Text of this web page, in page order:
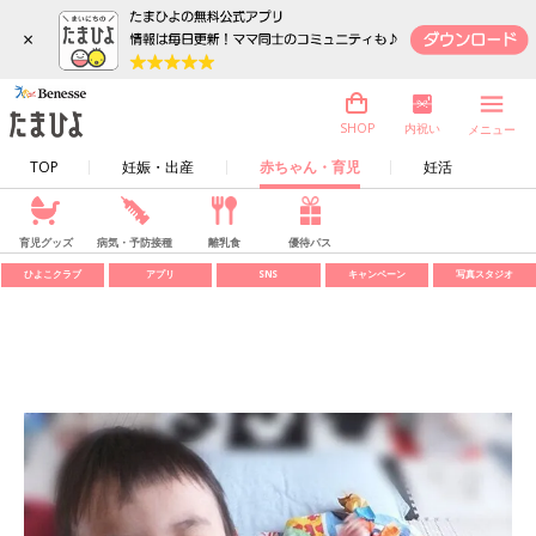
×
TOP 妊娠・出産 赤ちゃん・育児 妊活
SHOP 内祝い メニュー
育児グッズ 病気・予防接種 離乳食 優待パス
ひよこクラブ アプリ SNS キャンペーン 写真スタジオ